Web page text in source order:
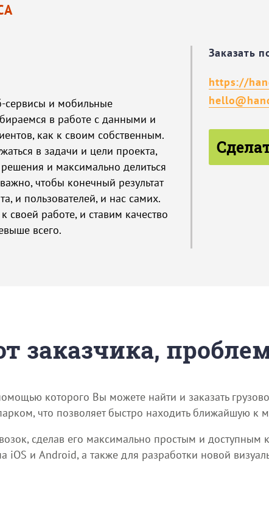
и мобильные
в работе с данными и
как к своим собственным.
в задачи и цели проекта,
и максимально делиться
чтобы конечный результат
и пользователей, и нас самих.
своей работе, и ставим качество
всего.
Заказать
https://
заказчика,
которого Вы можете найти и заказать
что позволяет быстро находить ближайшую к
сделав его максимально простым и
iOS и Android, а также для разработки новой